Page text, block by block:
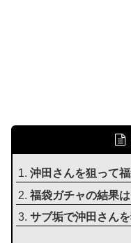
沖田さんを狙って
福袋ガチャの結果は
サブ垢で沖田さん